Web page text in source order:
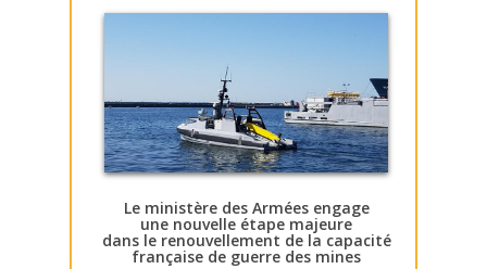
Le ministère des Armées engage
une nouvelle étape majeure
dans le renouvellement de la capacité
française de guerre des mines